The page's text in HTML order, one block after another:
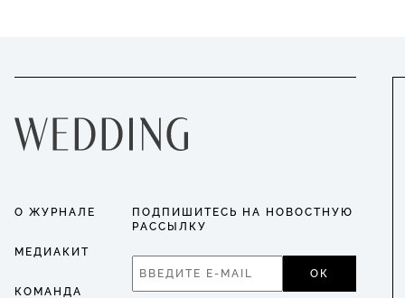
О ЖУРНАЛЕ
МЕДИАКИТ
КОМАНДА
ПОДПИШИТЕСЬ НА НОВОСТНУЮ
РАССЫЛКУ
ОК